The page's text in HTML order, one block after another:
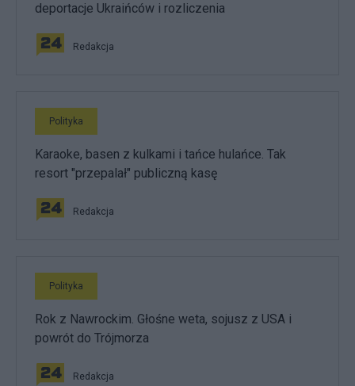
deportacje Ukraińców i rozliczenia
Redakcja
Polityka
Karaoke, basen z kulkami i tańce hulańce. Tak
resort "przepalał" publiczną kasę
Redakcja
Polityka
Rok z Nawrockim. Głośne weta, sojusz z USA i
powrót do Trójmorza
Redakcja